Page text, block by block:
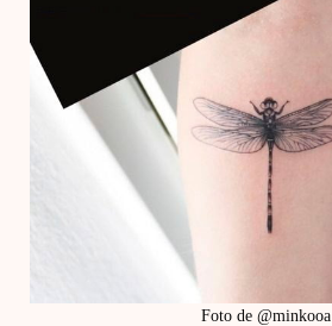
Foto de @minkooa